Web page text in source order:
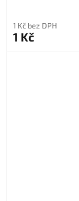
1 Kč bez DPH
1 Kč